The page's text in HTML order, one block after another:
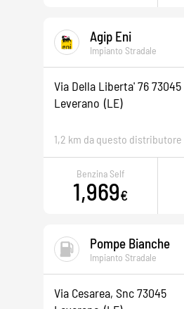
Agip Eni
Impianto Stradale
Via Della Liberta' 76 73045
Leverano (LE)
1,2 km da questo distributore
Benzina Self
1,969€
Pompe Bianche
Impianto Stradale
Via Cesarea, Snc 73045